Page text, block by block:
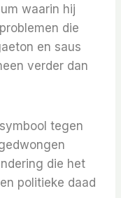
waarin hij
die
en saus
verder dan
tegen
die het
politieke daad